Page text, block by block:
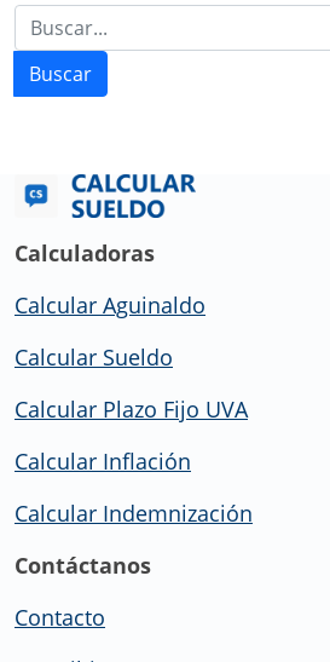
Buscar
Calculadoras
Calcular Aguinaldo
Calcular Sueldo
Calcular Plazo Fijo UVA
Calcular Inflación
Calcular Indemnización
Contáctanos
Contacto